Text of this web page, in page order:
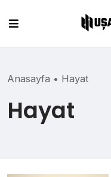
content
Anasayfa • Hayat
Hayat